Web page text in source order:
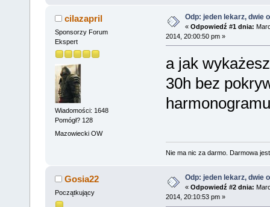
cilazapril
Sponsorzy Forum
Ekspert
Wiadomości: 1648
Pomógł? 128
Mazowiecki OW
Odp: jeden lekarz, dwie
« Odpowiedź #1 dnia:
2014, 20:00:50 pm »
a jak
30h bez
harmonogramu
Nie ma nic za darmo. Darmowa
Gosia22
Początkujący
Odp: jeden lekarz, dwie
« Odpowiedź #2 dnia:
2014, 20:10:53 pm »